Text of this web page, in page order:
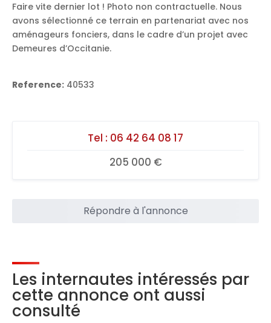
Faire vite dernier lot ! Photo non contractuelle. Nous
avons sélectionné ce terrain en partenariat avec nos
aménageurs fonciers, dans le cadre d’un projet avec
Demeures d’Occitanie.
Reference: 40533
Tel : 06 42 64 08 17
205 000 €
Répondre à l'annonce
Les internautes intéressés par
cette annonce ont aussi
consulté